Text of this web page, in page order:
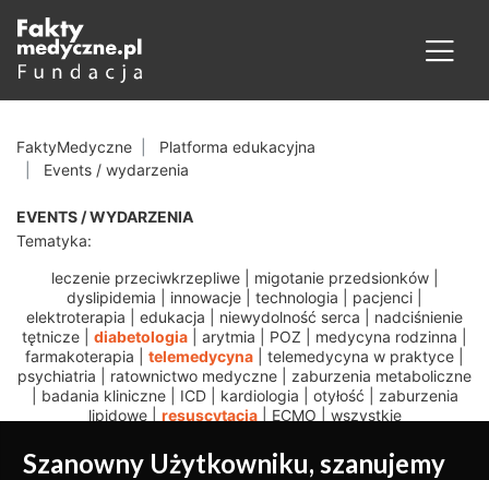
Szanowny Użytkowniku, szanujemy
FaktyMedyczne
Platforma edukacyjna
Events / wydarzenia
EVENTS / WYDARZENIA
Tematyka:
leczenie przeciwkrzepliwe| migotanie przedsionków|
dyslipidemia
innowacje technologia pacjenci
elektroterapia
edukacja niewydolność serca
nadciśnienie
tętnicze
diabetologia arytmia POZ medycyna rodzinna
farmakoterapia
telemedycyna telemedycyna w praktyce
psychiatria
ratownictwo medyczne
zaburzenia metaboliczne
badania kliniczne| ICD| kardiologia otyłość
zaburzenia
lipidowe| resuscytacja| ECMO wszystkie